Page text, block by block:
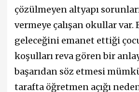
çözülmeyen altyapı
vermeye çalışan okullar
geleceğini emanet ettiği
koşulları reva gören bir
başarıdan söz etmesi
tarafta öğretmen açığı